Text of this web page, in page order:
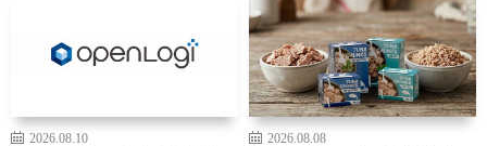
2026.08.10
2026.08.08